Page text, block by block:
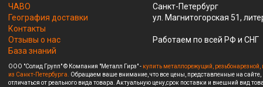
ЧАВО
География доставки
Контакты
Отзывы о нас
База знаний
Санкт-Петербург
ул. Магнитогорская 51,
Работаем по всей РФ и СНГ
ООО "Солид Групп" © Компания "Металл Гирз" - купить металлорежущий,
из Санкт-Петербурга. Обращаем ваше внимание, что все цены, представленные на
отличаться от реального вида товара. Актуальную цену,срок поставки и внешний вид